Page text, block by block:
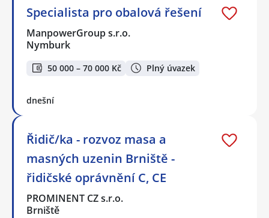
Specialista pro obalová řešení
ManpowerGroup s.r.o.
Nymburk
50 000 – 70 000 Kč Plný úvazek
dnešní
Řidič/ka - rozvoz masa a
masných uzenin Brniště -
řidičské oprávnění C, CE
PROMINENT CZ s.r.o.
Brniště